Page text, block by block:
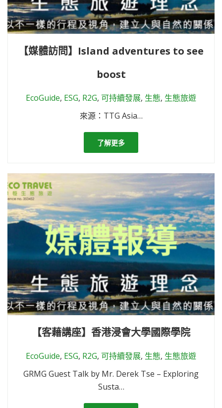
【媒體訪問】Island adventures to see
boost
EcoGuide, ESG, R2G, 可持續發展, 生態, 生態旅遊
來源：TTG Asia…
了解更多
【客藉講座】香港浸會大學國際學院
EcoGuide, ESG, R2G, 可持續發展, 生態, 生態旅遊
GRMG Guest Talk by Mr. Derek Tse – Exploring
Susta…